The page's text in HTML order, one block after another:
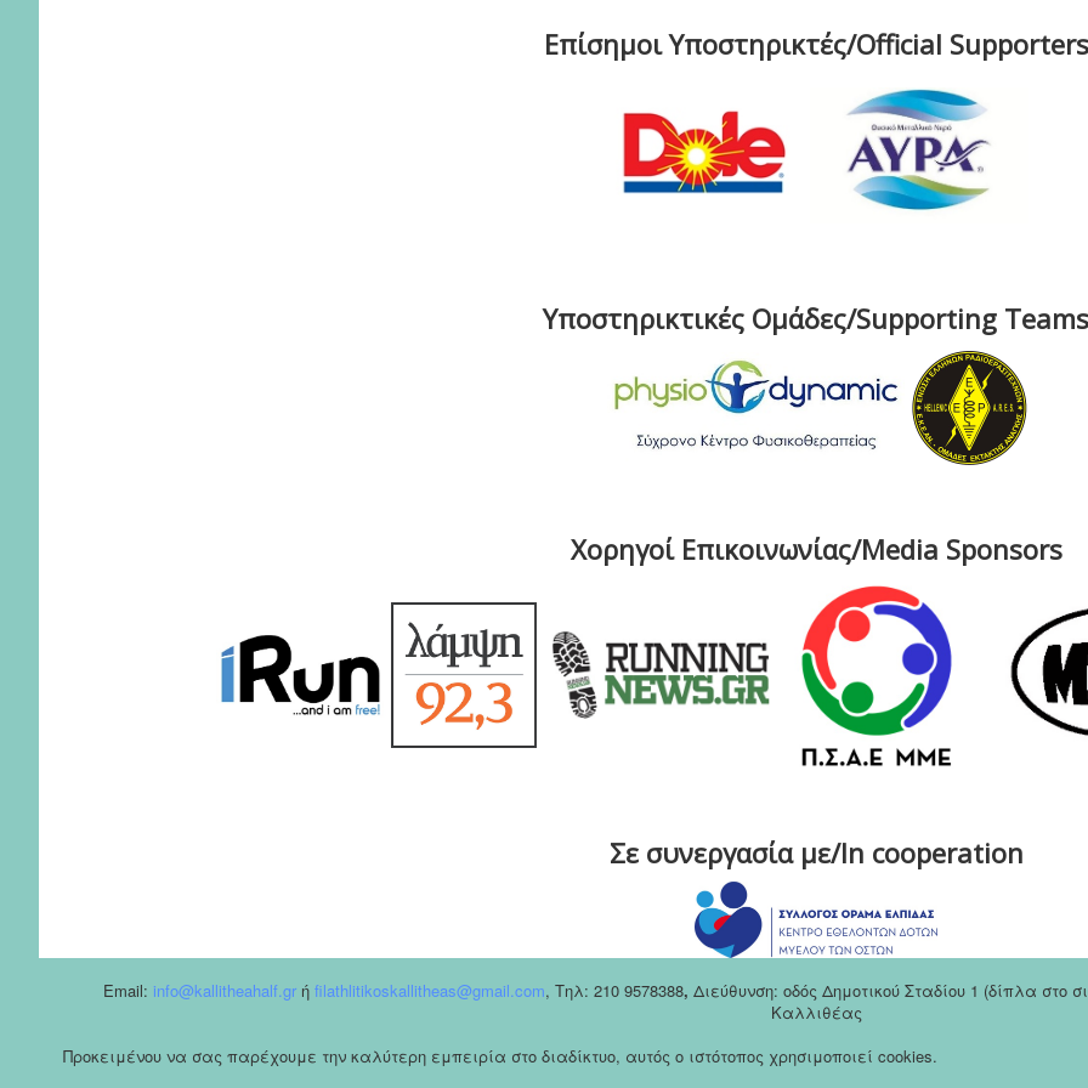
Επίσημοι Υποστηρικτές/Official Supporters
Υποστηρικτικές Ομάδες/Supporting Teams
Χορηγοί Επικοινωνίας/Media Sponsors
Σε συνεργασία με/In cooperation
Email: info@kallitheahalf.gr ή filathlitikoskallitheas@gmail.com, Tηλ: 210 9578388, Διεύθυνση: οδός Δημοτικού Σταδίου 1 (δίπλα
Καλλιθέας
Προκειμένου να σας παρέχουμε την καλύτερη εμπειρία στο διαδίκτυο, αυτός ο ιστότοπος χρησιμοποιεί cookies.